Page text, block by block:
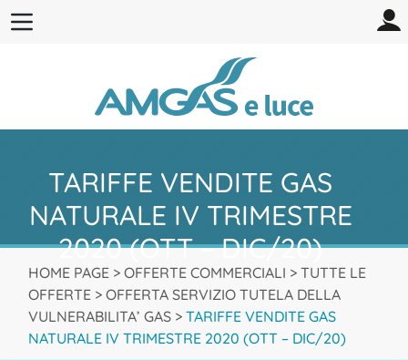
TARIFFE VENDITE GAS
NATURALE IV TRIMESTRE
2020 (OTT – DIC/20)
HOME PAGE > OFFERTE COMMERCIALI > TUTTE LE
OFFERTE > OFFERTA SERVIZIO TUTELA DELLA
VULNERABILITA’ GAS > TARIFFE VENDITE GAS
NATURALE IV TRIMESTRE 2020 (OTT – DIC/20)